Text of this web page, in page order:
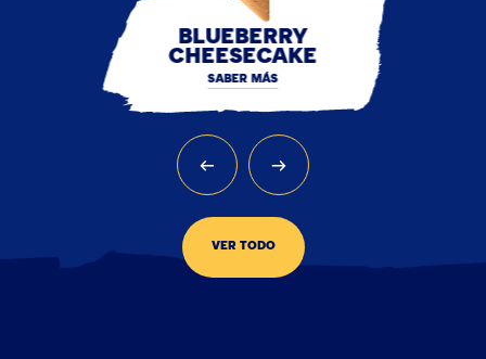
BLUEBERRY
CHEESECAKE
SABER MÁS
VER TODO